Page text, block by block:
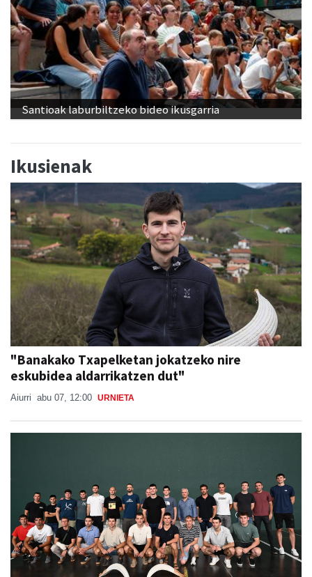
Santioak laburbiltzeko bideo ikusgarria
Ikusienak
"Banakako Txapelketan jokatzeko nire
eskubidea aldarrikatzen dut"
Aiurri abu 07, 12:00 URNIETA